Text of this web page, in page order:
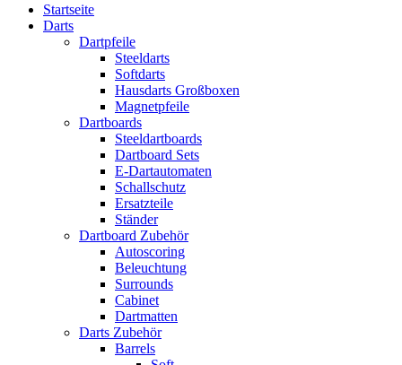
Startseite
Darts
Dartpfeile
Steeldarts
Softdarts
Hausdarts Großboxen
Magnetpfeile
Dartboards
Steeldartboards
Dartboard Sets
E-Dartautomaten
Schallschutz
Ersatzteile
Ständer
Dartboard Zubehör
Autoscoring
Beleuchtung
Surrounds
Cabinet
Dartmatten
Darts Zubehör
Barrels